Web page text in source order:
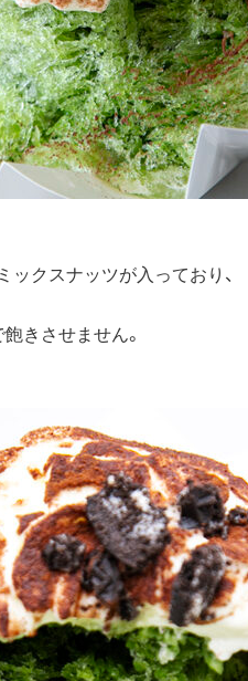
クスナッツが入っており、
きさせません。